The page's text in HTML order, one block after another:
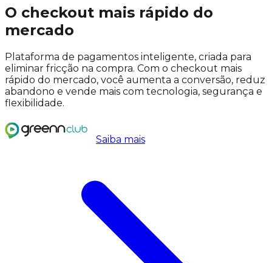
O checkout mais rápido do
mercado
Plataforma de pagamentos inteligente, criada para
eliminar fricção na compra. Com o checkout mais
rápido do mercado, você aumenta a conversão, reduz
abandono e vende mais com tecnologia, segurança e
flexibilidade.
Saiba mais